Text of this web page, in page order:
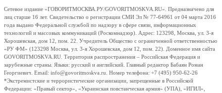
Сетевое издание «ГОВОРИТМОСКВА.РУ/GOVORITMOSKVA.RU». Предназначено для
лиц старше 16 лет. Свидетельство о регистрации СМИ Эл № 77-64961 от 04 марта 2016
года выдано Федеральной службой по надзору в сфере связи, информационных
технологий и массовых коммуникаций (Роскомнадзор). Адрес: 123298, Москва, ул. 3-я
Хорошевская, дом 12, пом. 22. Учредитель Общество с ограниченной ответственностью
«РУ ФМ» (123298 Москва, ул. 3-я Хорошевская, дом 12, пом. 22). Доменное имя сайта
GOVORITMOSKVA.RU. Территория распространения – Российская Федерация и
зарубежные страны. Языки: русский и английский. Главный редактор Бабаян Роман
Георгиевич. Email: info@govoritmoskva.ru. Номер телефона: +7 (495) 950-62-26
*Экстремистские и террористические организации, запрещенные в Российской
Федерации: «Правый сектор», «Украинская повстанческая армия» (УПА), «ИГИЛ»,